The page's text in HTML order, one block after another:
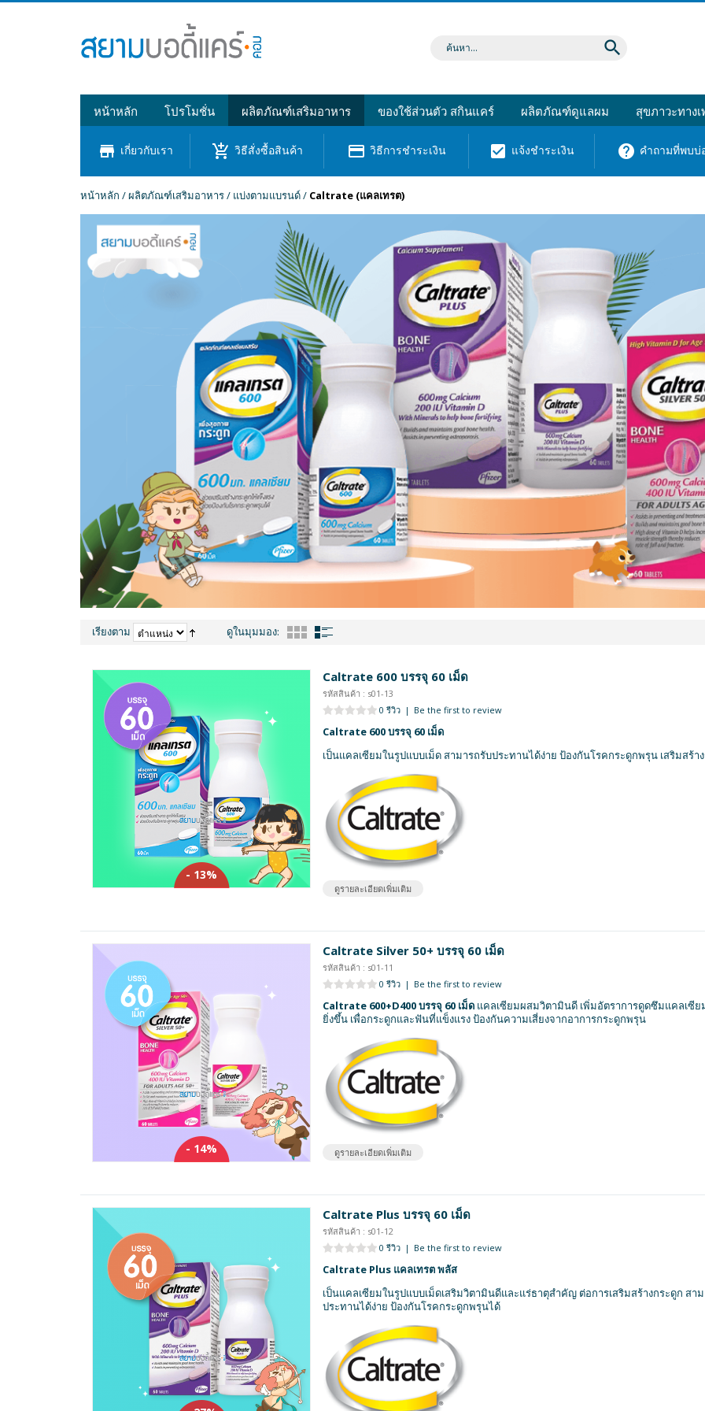
search
หน้าหลัก โปรโมชั่น ผลิตภัณฑ์เสริมอาหาร ของใช้ส่วนตัว สกินแคร์ ผลิตภัณฑ์ดูแลผม สุขภาวะทาง
store เกี่ยวกับเรา add_shopping_cart วิธีสั่งซื้อสินค้า credit_card วิธีการชำระเงิน check_box แจ้งชำระเงิน help คำถามที่พบบ่
หน้าหลัก /ผลิตภัณฑ์เสริมอาหาร/ แบ่งตามแบรนด์/ Caltrate (แคลเทรต)
เรียงตาม ดูในมุมมอง:
- 13%
Caltrate 600 บรรจุ 60 เม็ด
รหัสสินค้า : s01-13
0 รีวิว | Be the first to review
Caltrate 600 บรรจุ 60 เม็ด
เป็นแคลเซียมในรูปแบบเม็ด สามารถรับประทานได้ง่าย ป้องกันโรคกระดูกพรุน เสริมสร้า
ดูรายละเอียดเพิ่มเติม
- 14%
Caltrate Silver 50+ บรรจุ 60 เม็ด
รหัสสินค้า : s01-11
0 รีวิว | Be the first to review
Caltrate 600+D400 บรรจุ 60 เม็ด แคลเซียมผสมวิตามินดี เพิ่มอัตราการดูดซึมแคลเซีย
ยิ่งขึ้น เพื่อกระดูกและฟันที่แข็งแรง ป้องกันความเสี่ยงจากอาการกระดูกพรุน
ดูรายละเอียดเพิ่มเติม
Caltrate Plus บรรจุ 60 เม็ด
รหัสสินค้า : s01-12
0 รีวิว | Be the first to review
Caltrate Plus แคลเทรต พลัส
เป็นแคลเซียมในรูปแบบเม็ดเสริมวิตามินดีและแร่ธาตุสำคัญ ต่อการเสริมสร้างกระดูก สา
ประทานได้ง่าย ป้องกันโรคกระดูกพรุนได้